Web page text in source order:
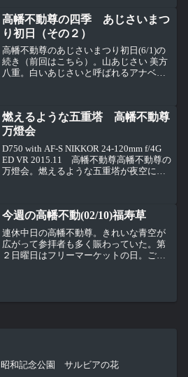
高幡不動尊の四季 あじさいまつ
り初日（その２）
高幡不動尊のあじさいまつり初日(6/1)の
続き（前回はこちら）。山あじさい 美方
八重。白いあじさいと呼ばれるアナベル
うに咲く四季の道...
燃えるような五重塔 高幡不動尊
万燈会
D750 with AF-S NIKKOR 24-120mm f/4G
ED VR 2015.11 高幡不動尊高幡不動尊の
万燈会。燃えるような五重塔が夜空に浮
今週の高幡不動(02/10)福寿草
連休中日の高幡不動尊。きれいな青空が
広がって参拝者も多く賑わっていた。第
２日曜日はフリーマーケットの日。ござ
で作った小物。弘法大師像前...
昭和記念公園 サルビアの花